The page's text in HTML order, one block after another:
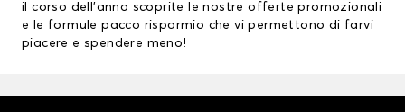
il corso dell’anno scoprite le nostre offerte promozionali
e le formule pacco risparmio che vi permettono di farvi
piacere e spendere meno!